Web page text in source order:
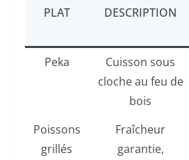
PLAT DESCRIPTION
Peka
Cuisson sous
cloche au feu de
bois
Poissons
grillés
Fraîcheur
garantie,